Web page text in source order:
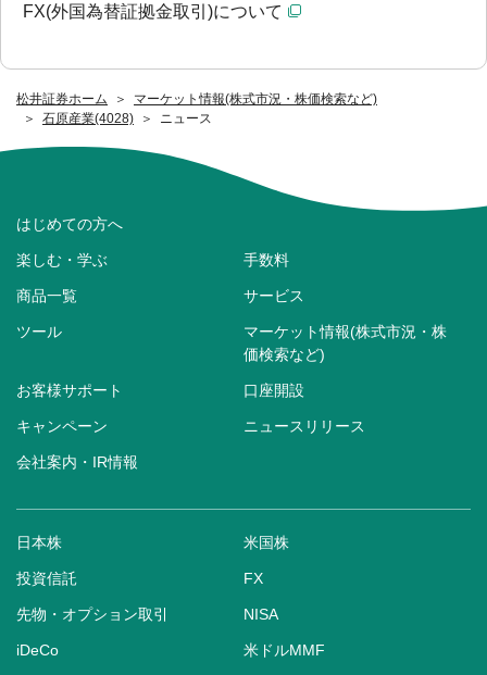
松井証券ホーム
マーケット情報(株式市況・株価検索など)
石原産業(4028)
ニュース
FX(外国為替証拠金取引)について
はじめての方へ
楽しむ・学ぶ 手数料
商品一覧 サービス
ツール
マーケット情報(株式市況・株
価検索など)
お客様サポート 口座開設
キャンペーン ニュースリリース
会社案内・IR情報
日本株 米国株
投資信託 FX
先物・オプション取引 NISA
iDeCo 米ドルMMF